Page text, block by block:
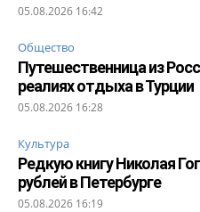
05.08.2026 16:42
Общество
Путешественница из
реалиях отдыха в Турции
05.08.2026 16:28
Культура
Редкую книгу Николая
рублей в Петербурге
05.08.2026 16:19